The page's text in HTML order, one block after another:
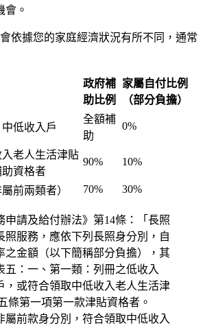
會。
依據您的家庭經濟狀況有所不同，通常
政府補
助比例
家屬自付比例
（部分負擔）
中低收入戶
全額補
助
0%
入老人生活津貼
資格者
90% 10%
前兩類者） 70% 30%
申請及給付辦法》第14條：「長照
照服務，應依下列長照身分別，自
之金額（以下簡稱部分負擔），其
五：一、第一類：列冊之低收入
，或符合領取中低收入老人生活津
條第一項第一款津貼資格者。
屬前款身分別，符合領取中低收入